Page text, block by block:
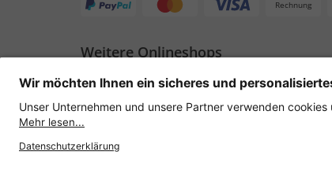
Rechnung
Weitere Onlineshops
Österreich